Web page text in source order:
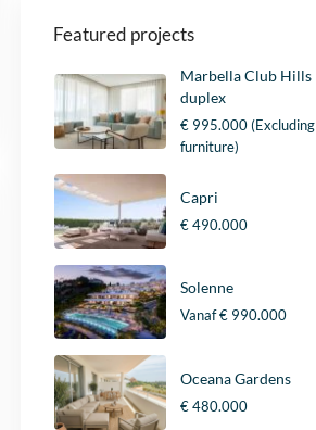
Featured projects
Marbella Club Hills
duplex
€ 995.000(Excluding
furniture)
Capri
€ 490.000
Solenne
Vanaf€ 990.000
Oceana Gardens
€ 480.000